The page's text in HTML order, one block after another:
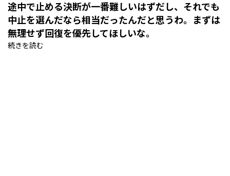
途中で止める決断が一番難しいはずだし、それでも
中止を選んだなら相当だったんだと思うわ。まずは
無理せず回復を優先してほしいな。
続きを読む